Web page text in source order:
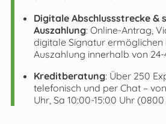
Digitale Abschlussstrecke &
Auszahlung: Online-Antrag,
digitale Signatur ermöglichen
Auszahlung innerhalb von 24-
Kreditberatung: Über 250
telefonisch und per Chat –
Uhr, Sa 10:00-15:00 Uhr